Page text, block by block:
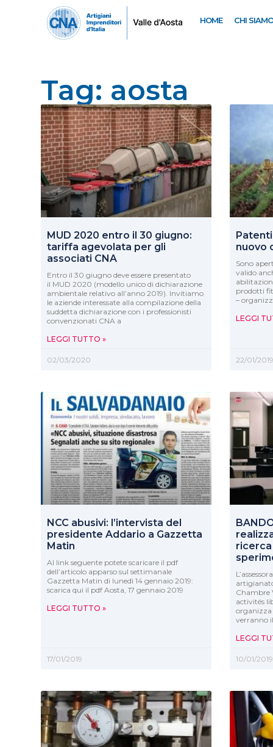
HOME CHI
Tag: aosta
MUD 2020 entro il 30 giugno:
tariffa agevolata per gli
associati CNA
Entro il 30 giugno deve essere presentato
il MUD 2020 (modello unico di dichiarazione
ambientale relativo all’anno 2019). Invitiamo
le aziende interessate alla compilazione della
suddetta dichiarazione con i professionisti
convenzionati CNA a
LEGGI TUTTO »
02/03/2020
nuovo
Sono
valido
prodotti
–
LEGGI
22/01/2019
NCC abusivi: l’intervista del
presidente Addario a Gazzetta
Matin
Al link seguente potete scaricare il pdf
dell’articolo apparso sul settimanale
Gazzetta Matin di lunedì 14 gennaio 2019:
scarica qui il pdf Aosta, 17 gennaio 2019
LEGGI TUTTO »
17/01/2019
Chambre
activités
organizza
verranno
LEGGI
10/01/2019